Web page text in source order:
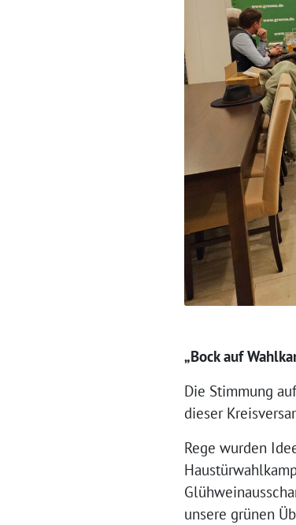
„Bock auf
Die Stimmung
dieser
Rege wurden
unsere grünen